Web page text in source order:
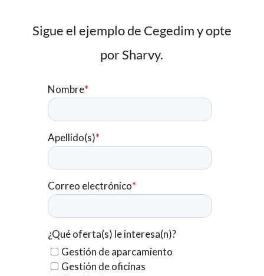
Sigue el ejemplo de Cegedim y opte
por Sharvy.